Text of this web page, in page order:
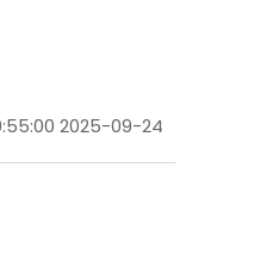
2025-09-24 09:55:00